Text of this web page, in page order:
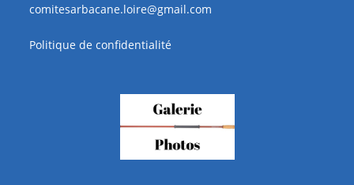
comitesarbacane.loire@gmail.com
Politique de confidentialité